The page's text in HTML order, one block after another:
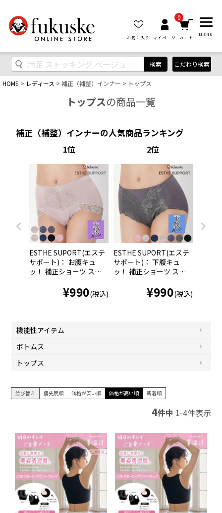
お気に入り マイページ
0
カート
MENU
検索 こだわり検索
HOME レディース 補正（補整）インナー トップス
トップスの商品一覧
補正（補整）インナーの人気商品ランキング
1
ESTHE SUPORT(エステ
サポート)： お腹キュ
ッ！ 補正ショーツ スタ
ース (60-0010)
¥990(税込)
2
ESTHE SUPORT(エステ
サポート)： 下腹キュ
ッ！ 補正ショーツ スタ
部レース (60-0011)
¥990(税込)
機能性アイテム
ボトムス
トップス
並び替え 優先度順 価格が安い順 価格が高い順 新着順
4件中 1-4件表示